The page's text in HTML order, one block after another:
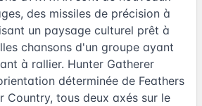
des missiles de précision à
un paysage culturel prêt à
chansons d'un groupe ayant
à rallier. Hunter Gatherer
déterminée de Feathers
Country, tous deux axés sur le